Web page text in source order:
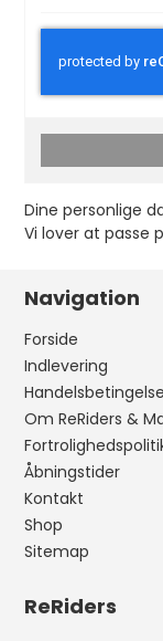
Dine personlige
Vi lover at passe
Navigation
Forside
Indlevering
Om ReRiders &
Åbningstider
Kontakt
Shop
Sitemap
ReRiders